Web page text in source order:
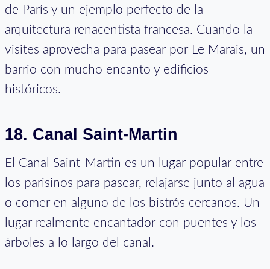
de París y un ejemplo perfecto de la
arquitectura renacentista francesa. Cuando la
visites aprovecha para pasear por Le Marais, un
barrio con mucho encanto y edificios
históricos.
18. Canal Saint-Martin
El Canal Saint-Martin es un lugar popular entre
los parisinos para pasear, relajarse junto al agua
o comer en alguno de los bistrós cercanos. Un
lugar realmente encantador con puentes y los
árboles a lo largo del canal.